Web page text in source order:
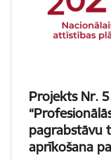
Projekts Nr.
pagrabstāvu
aprīkošana